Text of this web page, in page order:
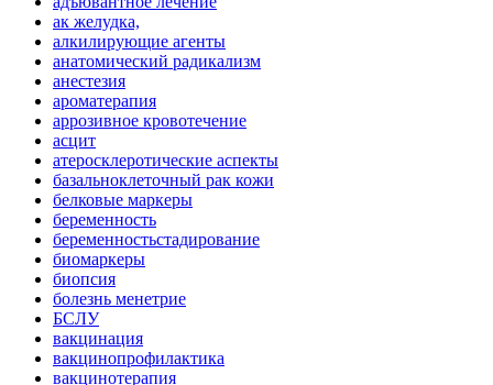
ак желудка,
алкилирующие агенты
анатомический радикализм
анестезия
ароматерапия
аррозивное кровотечение
асцит
атеросклеротические аспекты
базальноклеточный рак кожи
белковые маркеры
беременность
беременностьстадирование
биомаркеры
биопсия
болезнь менетрие
БСЛУ
вакцинация
вакцинопрофилактика
вакцинотерапия